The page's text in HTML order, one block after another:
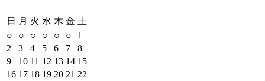
日 月 火 水 木 金 土
○
○ ○ ○ ○ ○
1
2
3 4 5 6 7
8
9
10 11 12 13 14 15
16 17 18 19 20 21 22